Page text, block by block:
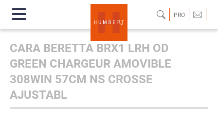
PRO
CARA BERETTA BRX1 LRH OD
GREEN CHARGEUR AMOVIBLE
308WIN 57CM NS CROSSE
AJUSTABL